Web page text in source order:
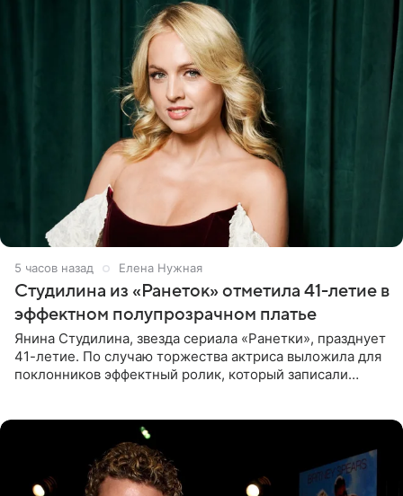
5 часов назад Елена Нужная
Студилина из «Ранеток» отметила 41-летие в
эффектном полупрозрачном платье
Янина Студилина, звезда сериала «Ранетки», празднует
41-летие. По случаю торжества актриса выложила для
поклонников эффектный ролик, который записали